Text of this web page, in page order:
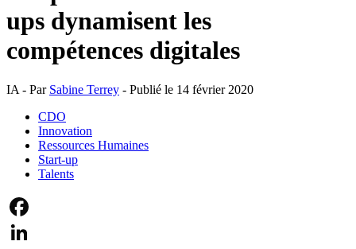
ups dynamisent les
compétences digitales
IA - Par Sabine Terrey - Publié le 14 février 2020
CDO
Innovation
Ressources Humaines
Start-up
Talents
Facebook